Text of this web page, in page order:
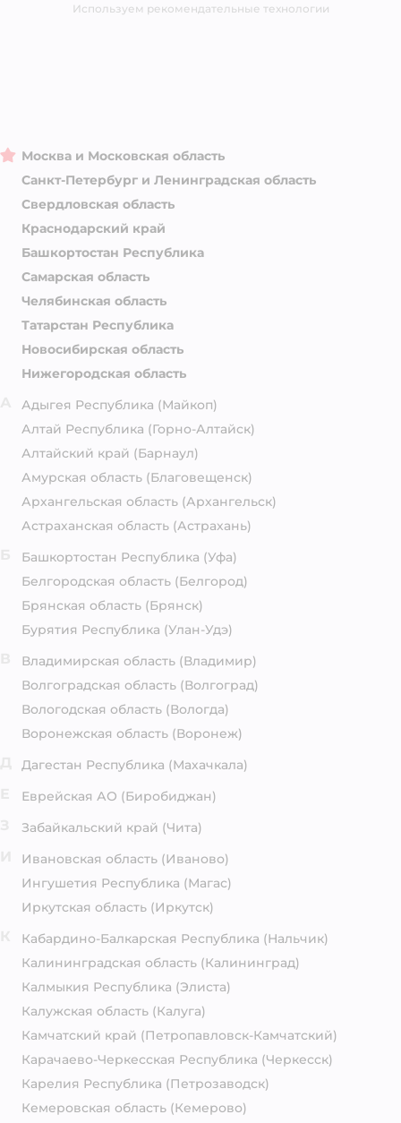
Используем рекомендательные технологии
Москва и Московская область
Санкт-Петербург и Ленинградская область
Свердловская область
Краснодарский край
Башкортостан Республика
Самарская область
Челябинская область
Татарстан Республика
Новосибирская область
Нижегородская область
Адыгея Республика (Майкоп)
Алтай Республика (Горно-Алтайск)
Алтайский край (Барнаул)
Амурская область (Благовещенск)
Архангельская область (Архангельск)
Астраханская область (Астрахань)
Башкортостан Республика (Уфа)
Белгородская область (Белгород)
Брянская область (Брянск)
Бурятия Республика (Улан-Удэ)
Владимирская область (Владимир)
Волгоградская область (Волгоград)
Вологодская область (Вологда)
Воронежская область (Воронеж)
Дагестан Республика (Махачкала)
Еврейская АО (Биробиджан)
Забайкальский край (Чита)
Ивановская область (Иваново)
Ингушетия Республика (Магас)
Иркутская область (Иркутск)
Кабардино-Балкарская Республика (Нальчик)
Калининградская область (Калининград)
Калмыкия Республика (Элиста)
Калужская область (Калуга)
Камчатский край (Петропавловск-Камчатский)
Карачаево-Черкесская Республика (Черкесск)
Карелия Республика (Петрозаводск)
Кемеровская область (Кемерово)